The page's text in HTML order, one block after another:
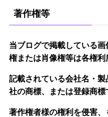
著作権等
当ブログで掲載している
権または肖像権等は各権利
記載されている会社名・
社の商標、または登録商標
著作権者様の権利を侵害